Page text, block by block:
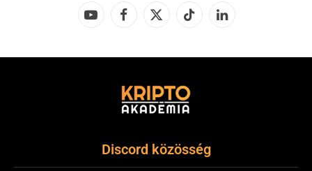
YouTubeFacebook
X
TikTok LinkedIn
Discord közösség